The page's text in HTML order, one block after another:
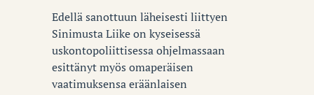
Edellä sanottuun läheisesti liittyen
Sinimusta Liike on kyseisessä
uskontopoliittisessa ohjelmassaan
esittänyt myös omaperäisen
vaatimuksensa eräänlaisen